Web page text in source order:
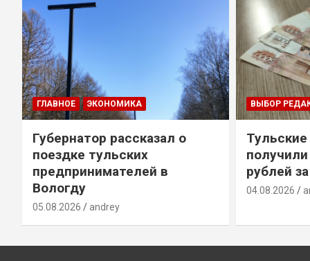
ГЛАВНОЕ ЭКОНОМИКА
Губернатор рассказал о
поездке тульских
предпринимателей в
Вологду
05.08.2026 andrey
ВЫБОР
рублей
04.08.2026